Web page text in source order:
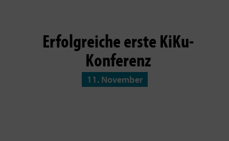
Erfolgreiche erste KiKu-
Konferenz
11. November